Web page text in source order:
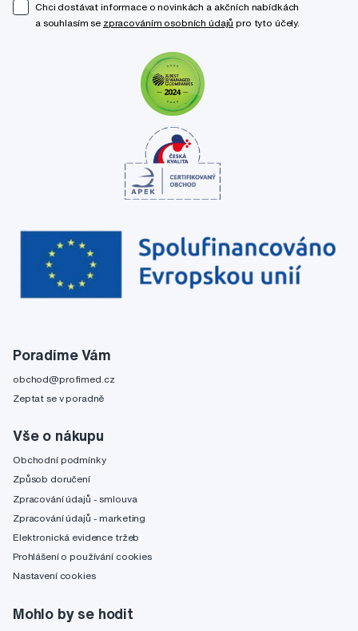
Poradíme Vám
obchod@profimed.cz
Zeptat se v poradně
Vše o nákupu
Obchodní podmínky
Způsob doručení
Zpracování údajů - smlouva
Zpracování údajů - marketing
Elektronická evidence tržeb
Prohlášení o používání cookies
Nastavení cookies
Mohlo by se hodit
Chci dostávat informace o novinkách a akčních nabídkách
a souhlasím se zpracováním osobních údajů pro tyto účely.